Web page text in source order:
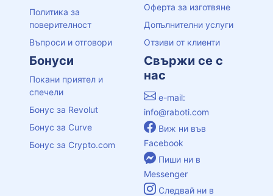
Политика за
поверителност
Въпроси и отговори
Оферта за изготвяне
Допълнителни услуги
Отзиви от клиенти
Бонуси
Покани приятел и
спечели
Бонус за Revolut
Бонус за Curve
Бонус за Crypto.com
Свържи се с
нас
e-mail:
info@raboti.com
Виж ни във
Facebook
Пиши ни в
Messenger
Следвай ни в